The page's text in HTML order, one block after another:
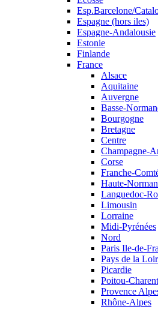
Esp.Barcelone/
Espagne (hors iles)
Espagne-Andalousie
Estonie
Finlande
France
Alsace
Aquitaine
Auvergne
Basse-
Bourgogne
Bretagne
Centre
Champagne-
Corse
Franche-
Haute-
Languedoc-
Limousin
Lorraine
Midi-Pyrénées
Nord
Paris Ile-de-
Pays de la
Picardie
Poitou-
Provence
Rhône-Alpes